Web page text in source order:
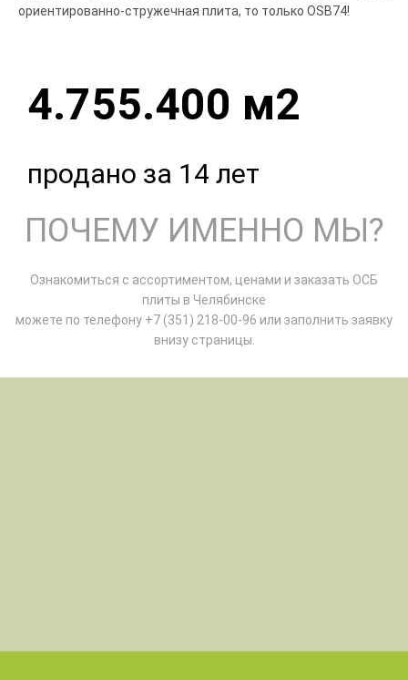
ориентированно-стружечная плита, то только OSB74!
4.755.400 м2
продано за 14 лет
ПОЧЕМУ ИМЕННО МЫ?
Ознакомиться с ассортиментом, ценами и заказать ОСБ
плиты в Челябинске
можете по телефону +7 (351) 218-00-96 или заполнить заявку
внизу страницы.